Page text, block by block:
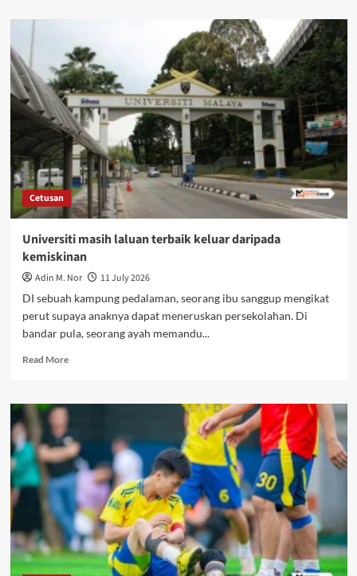
Cetusan
Universiti masih laluan terbaik keluar daripada
kemiskinan
Adin M. Nor
11 July 2026
DI sebuah kampung pedalaman, seorang ibu sanggup mengikat
perut supaya anaknya dapat meneruskan persekolahan. Di
bandar pula, seorang ayah memandu...
Read More